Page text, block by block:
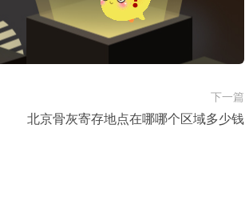
下一篇
北京骨灰寄存地点在哪哪个区域多少钱